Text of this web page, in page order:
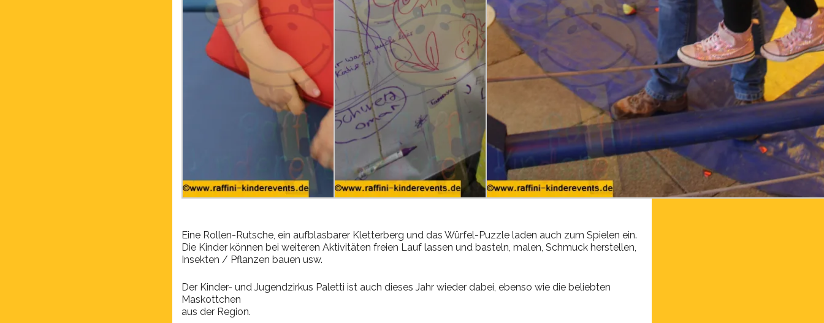
Eine Rollen-Rutsche, ein aufblasbarer Kletterberg und das Würfel-Puzzle laden auch zum Spielen ein.
Die Kinder können bei weiteren Aktivitäten freien Lauf lassen und basteln, malen, Schmuck herstellen,
Insekten / Pflanzen bauen usw.
Der Kinder- und Jugendzirkus Paletti ist auch dieses Jahr wieder dabei, ebenso wie die beliebten
Maskottchen
aus der Region.